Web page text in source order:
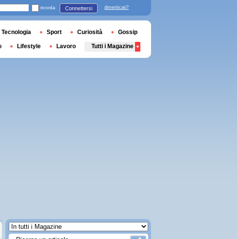
ricorda Connettersi dimenticati?
Tecnologia Sport Curiosità Gossip
Lifestyle Lavoro Tutti i Magazine